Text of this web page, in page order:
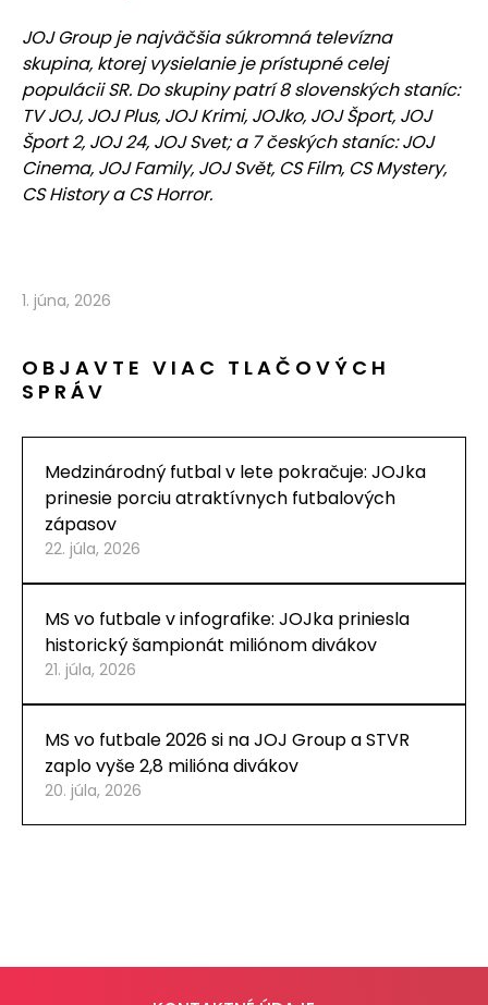
JOJ Group je najväčšia súkromná televízna
skupina, ktorej vysielanie je prístupné celej
populácii SR. Do skupiny patrí 8 slovenských staníc:
TV JOJ, JOJ Plus, JOJ Krimi, JOJko, JOJ Šport, JOJ
Šport 2, JOJ 24, JOJ Svet; a 7 českých staníc: JOJ
Cinema, JOJ Family, JOJ Svět, CS Film, CS Mystery,
CS History a CS Horror.
1. júna, 2026
OBJAVTE VIAC TLAČOVÝCH
SPRÁV
Medzinárodný futbal v lete pokračuje: JOJka
prinesie porciu atraktívnych futbalových
zápasov
22. júla, 2026
MS vo futbale v infografike: JOJka priniesla
historický šampionát miliónom divákov
21. júla, 2026
MS vo futbale 2026 si na JOJ Group a STVR
zaplo vyše 2,8 milióna divákov
20. júla, 2026